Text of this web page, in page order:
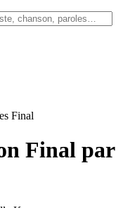
Final
Final par